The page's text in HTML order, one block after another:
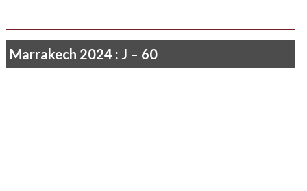
Marrakech 2024 : J – 60
Je ne vois rien que le soleil qui poudroie…